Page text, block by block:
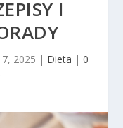
I
2025 | Dieta | 0